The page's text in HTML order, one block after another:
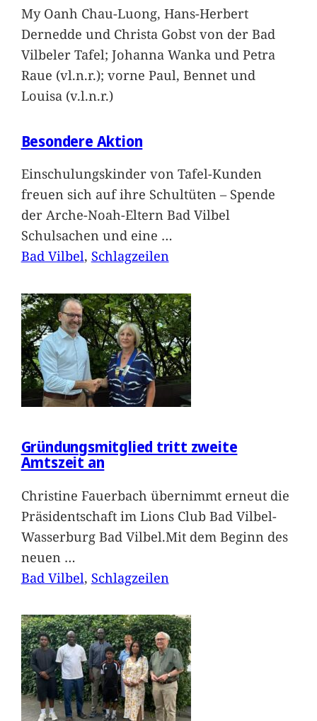
My Oanh Chau-Luong, Hans-Herbert
Dernedde und Christa Gobst von der Bad
Vilbeler Tafel; Johanna Wanka und Petra
Raue (vl.n.r.); vorne Paul, Bennet und
Louisa (v.l.n.r.)
Besondere Aktion
Einschulungskinder von Tafel-Kunden
freuen sich auf ihre Schultüten – Spende
der Arche-Noah-Eltern Bad Vilbel
Schulsachen und eine …
Bad Vilbel, Schlagzeilen
Gründungsmitglied tritt zweite
Amtszeit an
Christine Fauerbach übernimmt erneut die
Präsidentschaft im Lions Club Bad Vilbel-
Wasserburg Bad Vilbel.Mit dem Beginn des
neuen …
Bad Vilbel, Schlagzeilen